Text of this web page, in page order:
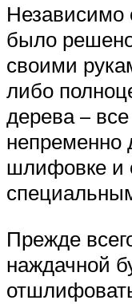
Независимо
было
своими
либо
дерева –
непременно
шлифовке и
Прежде
наждачной